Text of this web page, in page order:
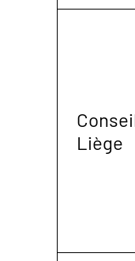
Liège